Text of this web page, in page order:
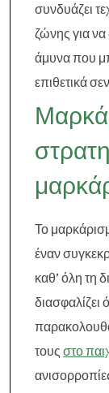
συνδυάζει
ζώνης για
άμυνα που
επιθετικά
Το
έναν
καθ’ όλη τη
διασφαλίζει
τους στο